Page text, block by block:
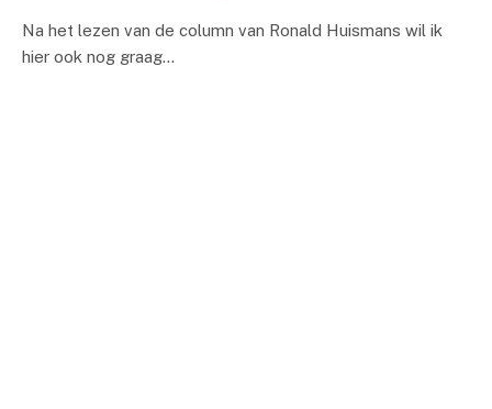
Na het lezen van de column van Ronald Huismans wil ik
hier ook nog graag…